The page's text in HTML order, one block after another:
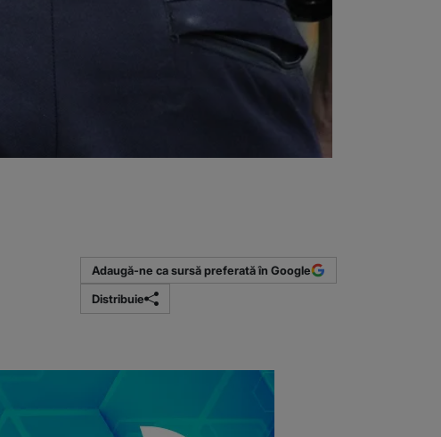
Adaugă-ne ca sursă preferată în Google
Distribuie